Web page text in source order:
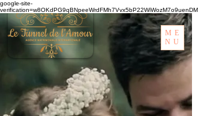
google-site-
verification=w8OKdPG9qBNpeeWrdFMh7Vvx5bP22WiWozM7o9uenDM
ME
NU